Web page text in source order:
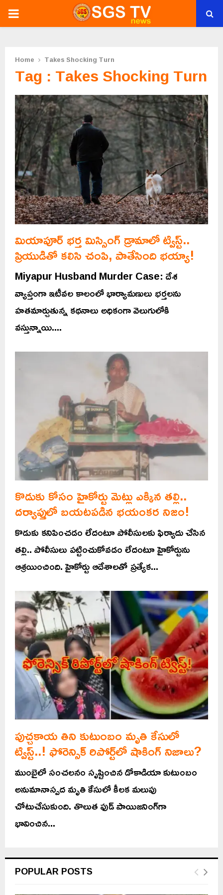
PRIMARY
Home Takes Shocking Turn
Tag : Takes Shocking Turn
మియాపూర్ భర్త మిస్సింగ్ డ్రామాలో ట్విస్ట్..
ప్రియుడితో కలిసి చంపి, పాతేసింది భయ్యా!
Miyapur Husband Murder Case: దేశ
వ్యాప్తంగా ఇటీవల కాలంలో భార్యామణులు భర్తలను
హతమార్చుతున్న కథనాలు అధికంగా వెలుగులోకి
వస్తున్నాయి....
కొడుకు కోసం హైకోర్టు మెట్లు ఎక్కిన తల్లి..
దర్యాప్తులో బయటపడిన భయంకర నిజం!
కొడుకు కనిపించడం లేదంటూ పోలీసులకు ఫిర్యాదు చేసిన
తల్లి.. పోలీసులు పట్టించుకోవడం లేదంటూ హైకోర్టును
ఆశ్రయించింది. హైకోర్టు ఆదేశాలతో ప్రత్యేక...
పుచ్చకాయ తిని కుటుంబం మృతి కేసులో
ట్విస్ట్‌..! ఫోరెన్సిక్ రిపోర్ట్‌లో షాకింగ్ నిజాలు?
ముంబైలో సంచలనం సృష్టించిన డోకాడియా కుటుంబం
అనుమానాస్పద మృతి కేసులో కీలక మలుపు
చోటుచేసుకుంది. తొలుత ఫుడ్ పాయిజనింగ్‌గా
భావించిన...
POPULAR POSTS